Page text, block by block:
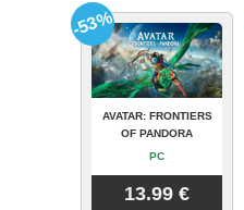
AVATAR: FRONTIERS
OF PANDORA
PC
13.99 €
-53%